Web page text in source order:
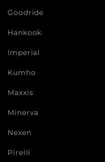
Goodride
Hankook
Imperial
Kumho
Maxxis
Minerva
Nexen
Pirelli